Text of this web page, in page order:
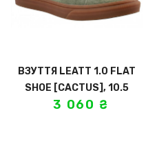
ВЗУТТЯ LEATT 1.0 FLAT
SHOE [CACTUS], 10.5
3 060 ₴